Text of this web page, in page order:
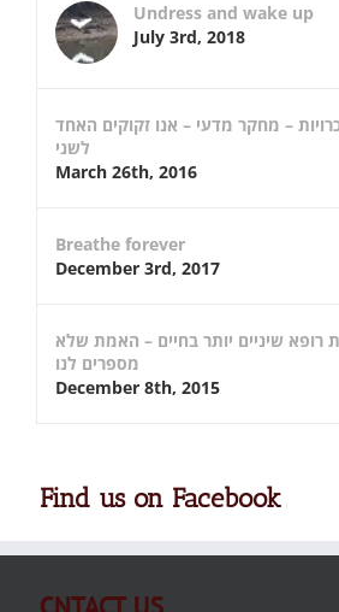
Undress and wake up
July 3rd, 2018
– מחקר מדעי – אנו זקוקים האחד
לשני
March 26th, 2016
Breathe forever
December 3rd, 2017
רופא שיניים יותר בחיים – האמת שלא
מספרים לנו
December 8th, 2015
Find us on Facebook